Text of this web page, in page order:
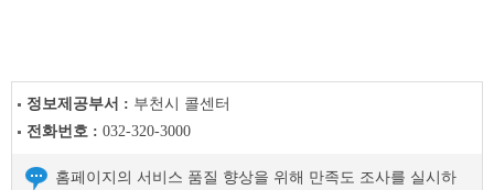
정보제공부서 : 부천시 콜센터
전화번호 : 032-320-3000
홈페이지의 서비스 품질 향상을 위해 만족도 조사를 실시하